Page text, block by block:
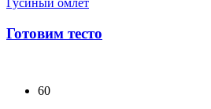
Гусиный омлет
Готовим тесто
60